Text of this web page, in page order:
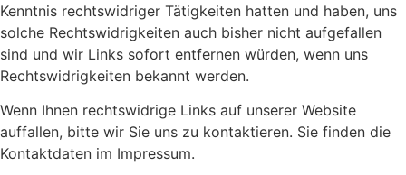
Kenntnis rechtswidriger Tätigkeiten hatten und haben, uns
solche Rechtswidrigkeiten auch bisher nicht aufgefallen
sind und wir Links sofort entfernen würden, wenn uns
Rechtswidrigkeiten bekannt werden.
Wenn Ihnen rechtswidrige Links auf unserer Website
auffallen, bitte wir Sie uns zu kontaktieren. Sie finden die
Kontaktdaten im Impressum.